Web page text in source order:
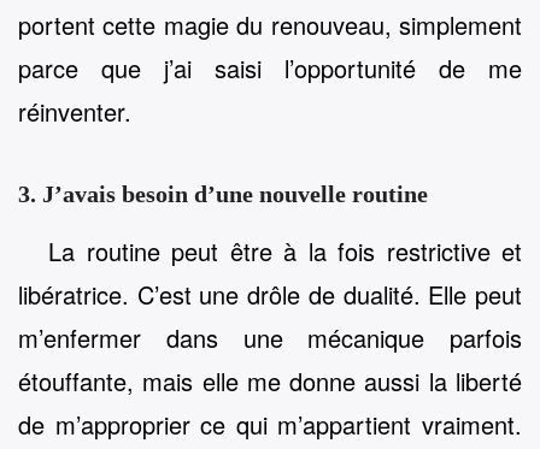
portent cette magie du renouveau, simplement
parce que j’ai saisi l’opportunité de me
réinventer.
3. J’avais besoin d’une nouvelle routine
La routine peut être à la fois restrictive et
libératrice. C’est une drôle de dualité. Elle peut
m’enfermer dans une mécanique parfois
étouffante, mais elle me donne aussi la liberté
de m’approprier ce qui m’appartient vraiment.